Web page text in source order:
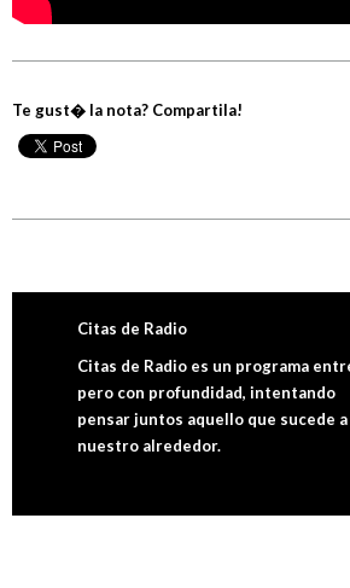
Te gust� la nota? Compartila!
Citas de Radio
Citas de Radio es un programa
pero con profundidad, intentando
pensar juntos aquello que sucede a
nuestro alrededor.